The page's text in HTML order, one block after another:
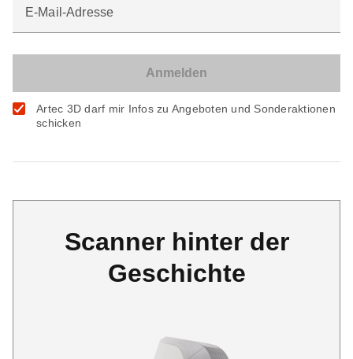
E-Mail-Adresse
Artec 3D darf mir Infos zu Angeboten und Sonderaktionen
schicken
Scanner hinter der
Geschichte